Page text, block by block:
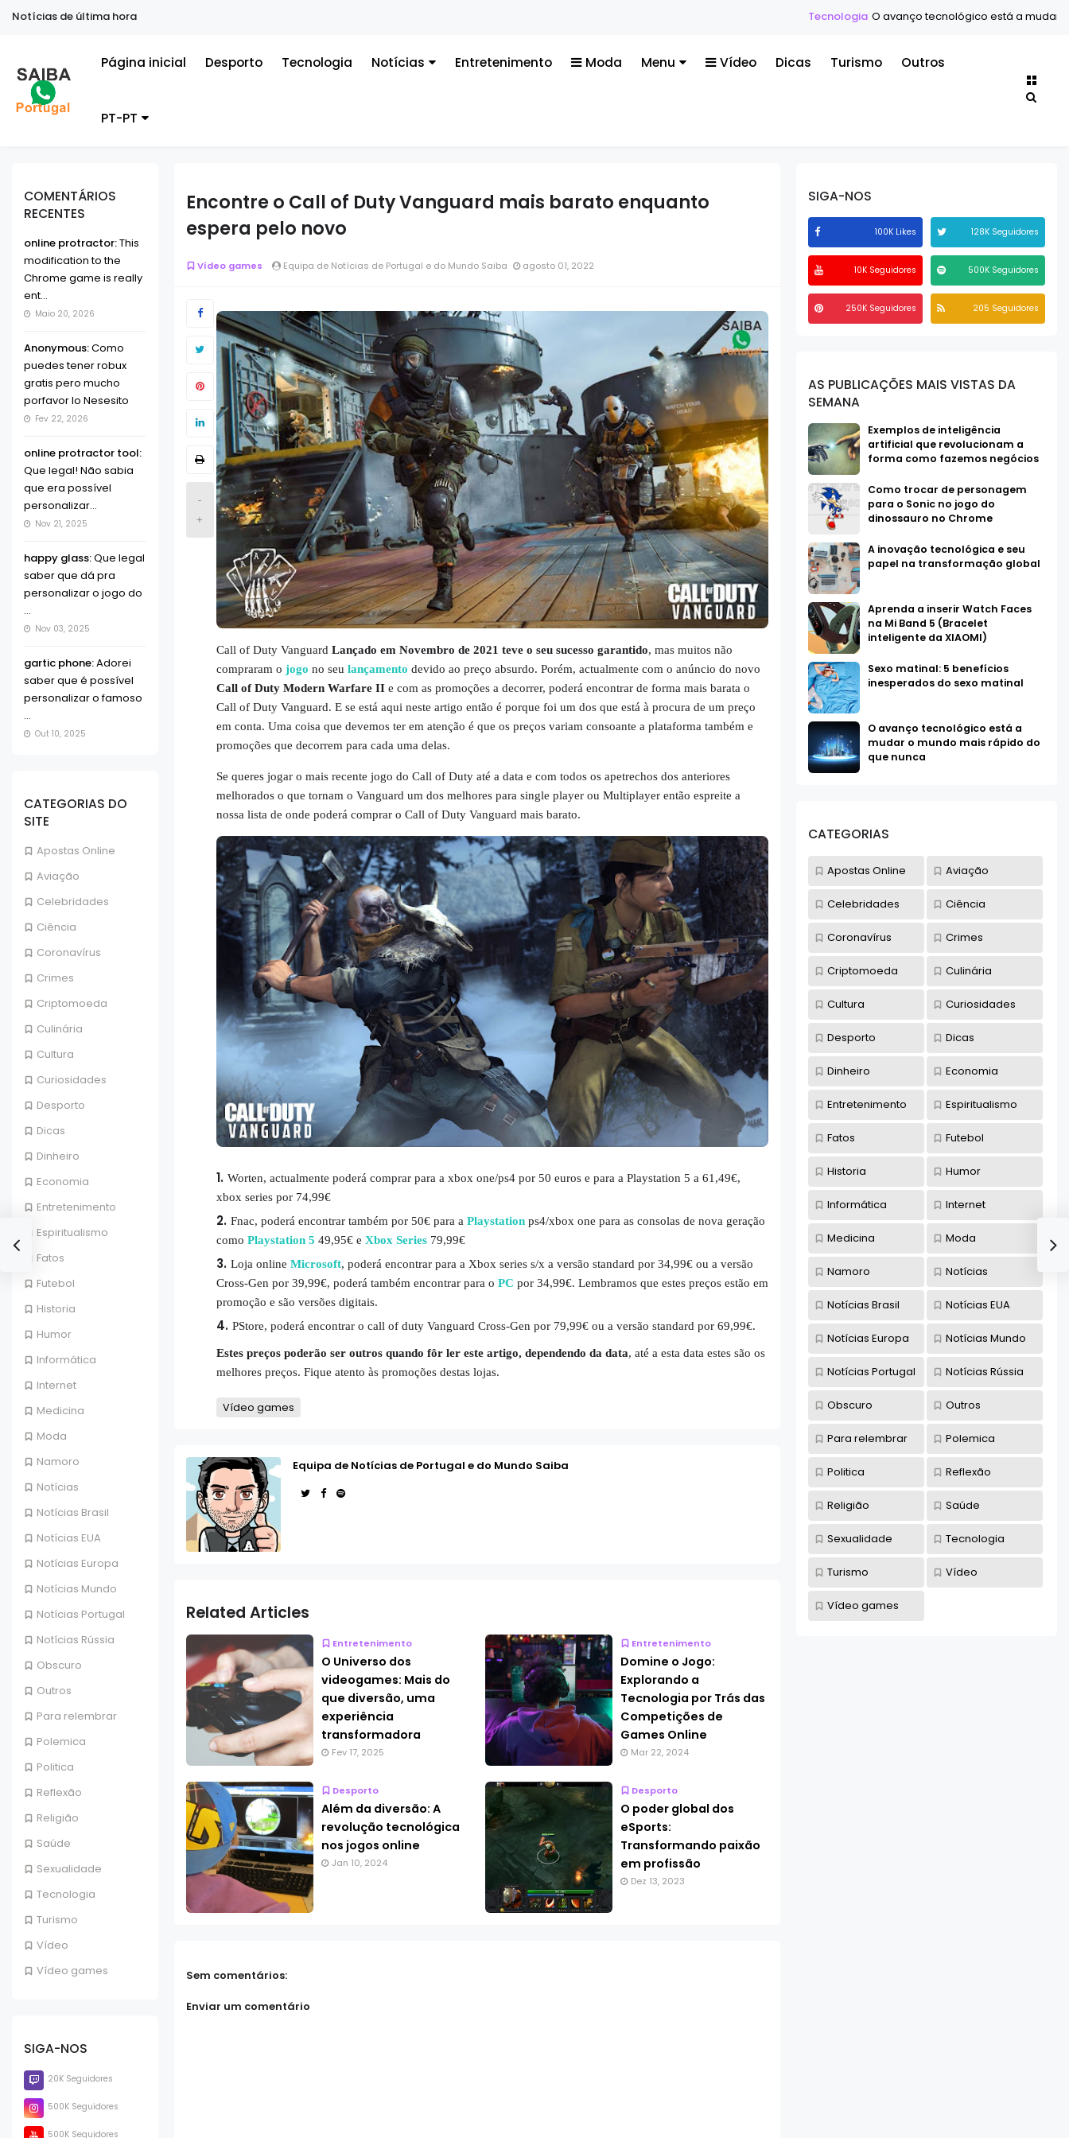
O avanço tecnológico está a mudar o mundo mais
Notícias de última hora
Página inicial Desporto Tecnologia Notícias Entretenimento Moda Menu Vídeo Dicas Turismo Outros
PT-PT
COMENTÁRIOS
RECENTES
online protractor:This
modification to the
Chrome game is really
ent...
Maio 20, 2026
Anonymous:Como
puedes tener robux
gratis pero mucho
porfavor lo Nesesito
Fev 22, 2026
online protractor tool:
Que legal! Não sabia
que era possível
personalizar...
Nov 21, 2025
happy glass:Que legal
saber que dá pra
personalizar o jogo do
...
Nov 03, 2025
gartic phone:Adorei
saber que é possível
personalizar o famoso
...
Out 10, 2025
CATEGORIAS DO
SITE
Apostas Online
Aviação
Celebridades
Ciência
Coronavírus
Crimes
Criptomoeda
Culinária
Cultura
Curiosidades
Desporto
Dicas
Dinheiro
Economia
Entretenimento
Espiritualismo
Fatos
Futebol
Historia
Humor
Informática
Internet
Medicina
Moda
Namoro
Notícias
Notícias Brasil
Notícias EUA
Notícias Europa
Notícias Mundo
Notícias Portugal
Notícias Rússia
Obscuro
Outros
Para relembrar
Polemica
Politica
Reflexão
Religião
Saúde
Sexualidade
Tecnologia
Turismo
Vídeo
Vídeo games
SIGA-NOS
20K Seguidores
500K Seguidores
500K Seguidores
Encontre o Call of Duty Vanguard mais barato enquanto
espera pelo novo
Vídeo games Equipa de Notícias de Portugal e do Mundo Saiba agosto 01, 2022
-
+
Call of Duty Vanguard Lançado em Novembro de 2021 teve o seu sucesso garantido, mas muitos não
compraram o jogo no seu lançamento devido ao preço absurdo. Porém, actualmente com o anúncio do novo
Call of Duty Modern Warfare IIe com as promoções a decorrer, poderá encontrar de forma mais barata o
Call of Duty Vanguard. E se está aqui neste artigo então é porque foi um dos que está à procura de um preço
em conta. Uma coisa que devemos ter em atenção é que os preços variam consoante a plataforma também e
promoções que decorrem para cada uma delas.
Se queres jogar o mais recente jogo do Call of Duty até a data e com todos os apetrechos dos anteriores
melhorados o que tornam o Vanguard um dos melhores para single player ou Multiplayer então espreite a
nossa lista de onde poderá comprar o Call of Duty Vanguard mais barato.
Worten, actualmente poderá comprar para a xbox one/ps4 por 50 euros e para a Playstation 5 a 61,49€,
xbox series por 74,99€
Fnac, poderá encontrar também por 50€ para a Playstationps4/xbox one para as consolas de nova geração
como Playstation 5 49,95€ e Xbox Series79,99€
Loja online Microsoft, poderá encontrar para a Xbox series s/x a versão standard por 34,99€ ou a versão
Cross-Gen por 39,99€, poderá também encontrar para o PC por 34,99€. Lembramos que estes preços estão em
promoção e são versões digitais.
PStore, poderá encontrar o call of duty Vanguard Cross-Gen por 79,99€ ou a versão standard por 69,99€.
Estes preços poderão ser outros quando fôr ler este artigo, dependendo da data, até a esta data estes são os
melhores preços. Fique atento às promoções destas lojas.
Vídeo games
Equipa de Notícias de Portugal e do Mundo Saiba
Related Articles
Entretenimento
O Universo dos
videogames: Mais do
que diversão, uma
experiência
transformadora
Fev 17, 2025
Entretenimento
Domine o Jogo:
Explorando a
Tecnologia por Trás das
Competições de
Games Online
Mar 22, 2024
Desporto
Além da diversão: A
revolução tecnológica
nos jogos online
Jan 10, 2024
Desporto
O poder global dos
eSports:
Transformando paixão
em profissão
Dez 13, 2023
Sem comentários:
Enviar um comentário
SIGA-NOS
100K Likes 128K Seguidores
10K Seguidores 500K Seguidores
250K Seguidores 205 Seguidores
AS PUBLICAÇÕES MAIS VISTAS DA
SEMANA
Exemplos de inteligência
artificial que revolucionam a
forma como fazemos negócios
Como trocar de personagem
para o Sonic no jogo do
dinossauro no Chrome
A inovação tecnológica e seu
papel na transformação global
Aprenda a inserir Watch Faces
na Mi Band 5 (Bracelet
inteligente da XIAOMI)
Sexo matinal: 5 benefícios
inesperados do sexo matinal
O avanço tecnológico está a
mudar o mundo mais rápido do
que nunca
CATEGORIAS
Apostas Online Aviação
Celebridades Ciência
Coronavírus Crimes
Criptomoeda Culinária
Cultura Curiosidades
Desporto Dicas
Dinheiro Economia
Entretenimento Espiritualismo
Fatos Futebol
Historia Humor
Informática Internet
Medicina Moda
Namoro Notícias
Notícias Brasil Notícias EUA
Notícias Europa Notícias Mundo
Notícias Portugal Notícias Rússia
Obscuro Outros
Para relembrar Polemica
Politica Reflexão
Religião Saúde
Sexualidade Tecnologia
Turismo Vídeo
Vídeo games